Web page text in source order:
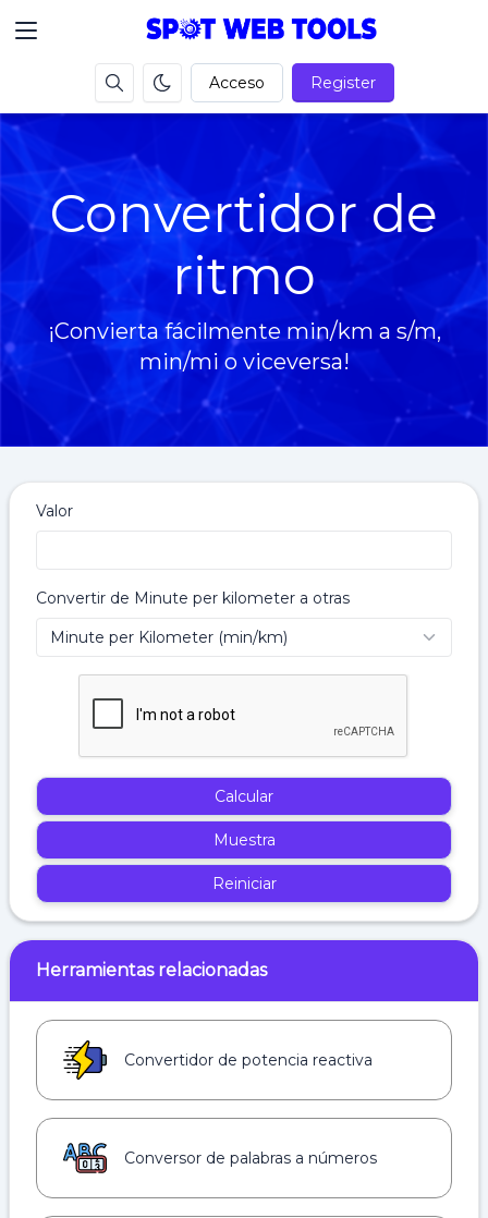
Acceso Register
Convertidor de
ritmo
¡Convierta fácilmente min/km a s/m,
min/mi o viceversa!
Valor
Convertir de Minute per kilometer a otras
Calcular
Muestra
Reiniciar
Herramientas relacionadas
Convertidor de potencia reactiva
Conversor de palabras a números